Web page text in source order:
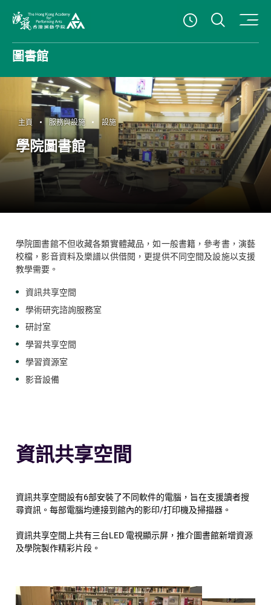
查看開放時
打開
圖書館
主頁 服務與設施 設施
學院圖書館
學院圖書館不但收藏各類實體藏品，如一般書籍，參考書，演藝
校檔，影音資料及樂譜以供借閱，更提供不同空間及設施以支援
教學需要。
資訊共享空間
學術研究諮詢服務室
研討室
學習共享空間
學習資源室
影音設備
資訊共享空間
資訊共享空間設有6部安裝了不同軟件的電腦，旨在支援讀者搜
尋資訊。每部電腦均連接到館內的影印/打印機及掃描器。
資訊共享空間上共有三台LED 電視顯示屏，推介圖書館新增資源
及學院製作精彩片段。